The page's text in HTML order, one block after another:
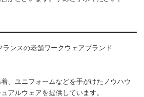
ンスの老舗ワークウェアブランド
、ユニフォームなどを手がけたノウハウ
アルウェアを提供しています。